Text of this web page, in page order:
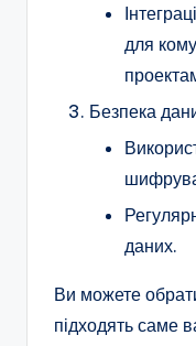
для
Безпека
даних.
Ви можете
підходять саме